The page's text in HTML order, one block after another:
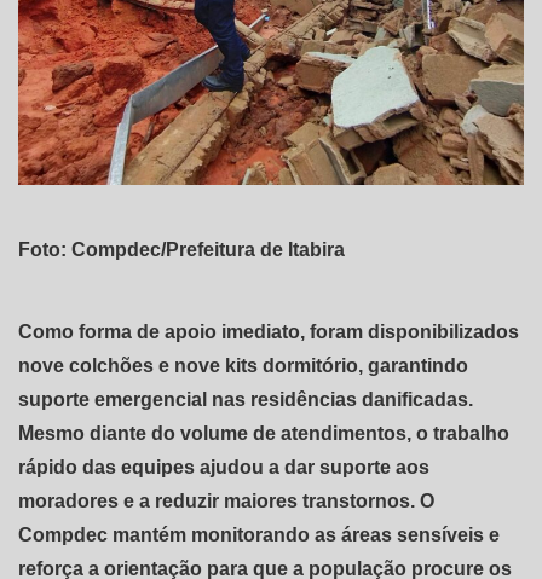
Foto: Compdec/Prefeitura de Itabira
Como forma de apoio imediato, foram disponibilizados
nove colchões e nove kits dormitório, garantindo
suporte emergencial nas residências danificadas.
Mesmo diante do volume de atendimentos, o trabalho
rápido das equipes ajudou a dar suporte aos
moradores e a reduzir maiores transtornos. O
Compdec mantém monitorando as áreas sensíveis e
reforça a orientação para que a população procure os